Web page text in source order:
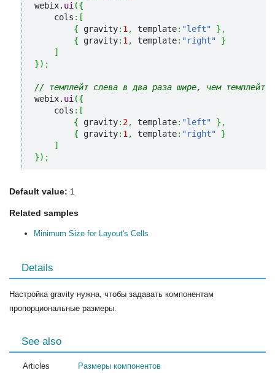
webix. ui ({
    cols
: [
{ gravity: 1 , template: "left" } ,
{ gravity: 1 , template: "right"
}
]
}) ;
// темплейт слева в два раза шире, чем темплейт
webix. ui ({
    cols
: [
{ gravity: 2, template: "left" } ,
{ gravity: 1 , template: "right"
}
]
}) ;
Default value: 1
Related samples
Minimum Size for Layout's Cells
Details
Настройка gravity нужна, чтобы задавать компонентам
пропорциональные размеры.
See also
Articles Размеры компонентов